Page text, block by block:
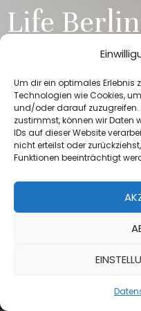
Um dir ein optimales Erlebnis
Technologien wie Cookies,
und/oder darauf
zustimmst, können wir Daten
IDs auf dieser Website
nicht erteilst oder
Funktionen beeinträchtigt
Life Berlin
In all den Jahren habe
erlebt, das sich als
Bereitschaft und Liebe in
sind, gibt es keine
Ursachensuche und
Meine Schwäche sind
Alles Gute für Dich und
Hast Du Fragen, schreib